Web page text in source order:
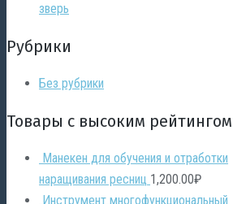
зверь
Рубрики
Без рубрики
Товары с высоким рейтингом
Манекен для обучения и отработки
наращивания ресниц 1,200.00₽
Инструмент многофункциональный